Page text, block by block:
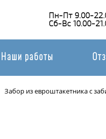
Пн-Пт 9.00-
Сб-Вс 10.00-
Наши работы
Забор из евроштакетника с